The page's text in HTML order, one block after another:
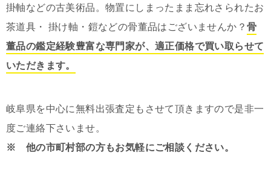
掛軸などの古美術品。物置にしまったまま忘れさられたお
茶道具・ 掛け軸・鎧などの骨董品はございませんか？ 骨
董品の鑑定経験豊富な専門家が、適正価格で買い取らせて
いただきます。
岐阜県を中心に無料出張査定もさせて頂きますので是非一
度ご連絡下さいませ。
※ 他の市町村部の方もお気軽にご相談ください。